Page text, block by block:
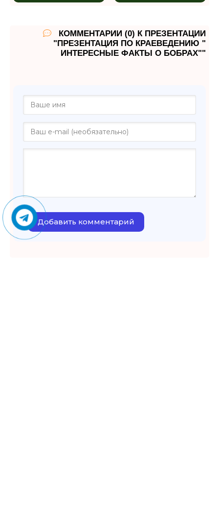
КОММЕНТАРИИ (0) К ПРЕЗЕНТАЦИИ
"ПРЕЗЕНТАЦИЯ ПО КРАЕВЕДЕНИЮ "
ИНТЕРЕСНЫЕ ФАКТЫ О БОБРАХ""
Добавить комментарий